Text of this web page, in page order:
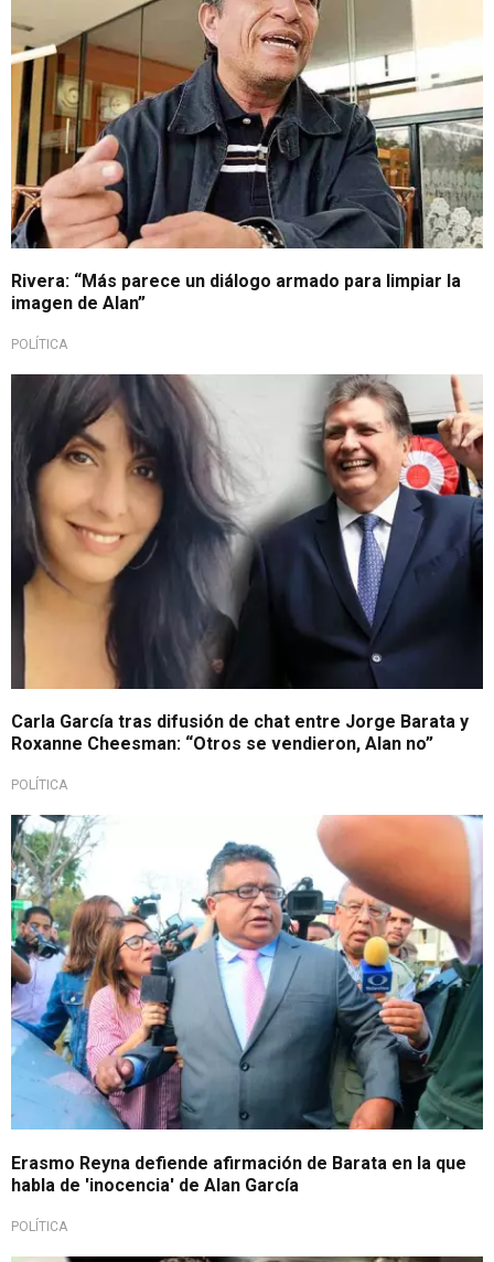
Rivera: “Más parece un diálogo armado para limpiar la
imagen de Alan”
POLÍTICA
Carla García tras difusión de chat entre Jorge Barata y
Roxanne Cheesman: “Otros se vendieron, Alan no”
POLÍTICA
Erasmo Reyna defiende afirmación de Barata en la que
habla de 'inocencia' de Alan García
POLÍTICA